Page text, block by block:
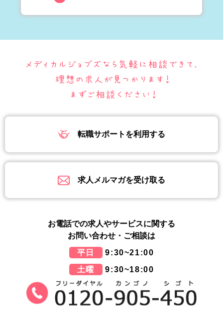
転職サポートを利用する
求人メルマガを受け取る
お電話での求人やサービスに関する
お問い合わせ・ご相談は
平日
9:30~21:00
土曜
9:30~18:00